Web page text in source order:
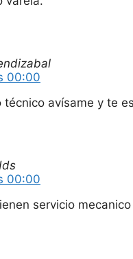
00:00
técnico avísame y te
00:00
servicio